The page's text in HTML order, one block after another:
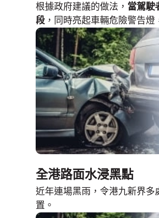
根據政府建議的做法， 當駕駛
段 ，同時亮起車輛危險警告
全港路面水浸黑點
近年連場黑雨，令港九新界
置。